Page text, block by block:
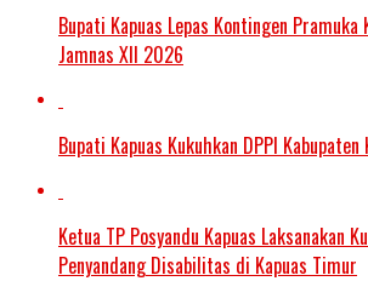
Bupati Kapuas Lepas Kontingen Pramuka
Jamnas XII 2026
Bupati Kapuas Kukuhkan DPPI
Ketua TP Posyandu Kapuas Laksanakan
Penyandang Disabilitas di Kapuas Timur